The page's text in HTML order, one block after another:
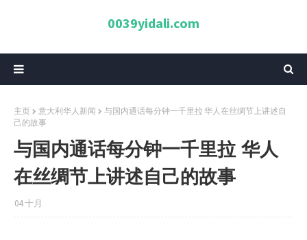
0039yidali.com
主页 意大利华人新闻
与国内通话每分钟一千里拉 华人在丝绸节上讲述自
己的故事
与国内通话每分钟一千里拉 华人
在丝绸节上讲述自己的故事
04 十月